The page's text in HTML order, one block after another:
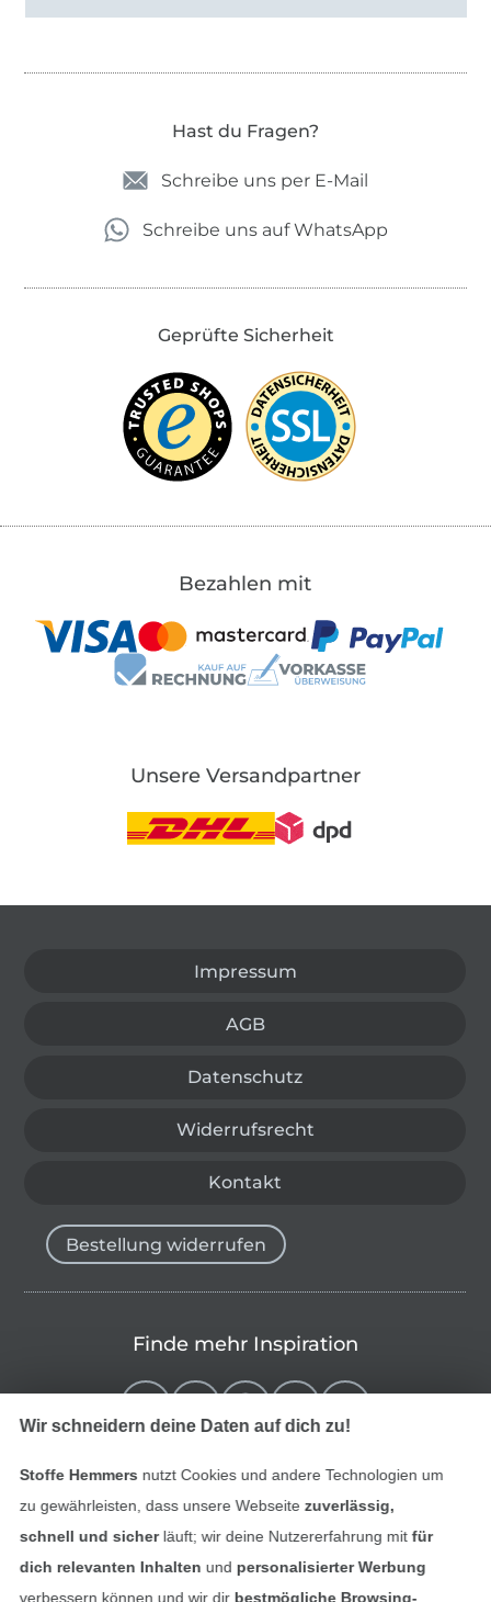
Hast du Fragen?
Schreibe uns per E-Mail
Schreibe uns auf WhatsApp
Geprüfte Sicherheit
Bezahlen mit
Unsere Versandpartner
Impressum
AGB
Datenschutz
Widerrufsrecht
Kontakt
Bestellung widerrufen
Finde mehr Inspiration
Wir schneidern deine Daten auf dich zu!
Stoffe Hemmers nutzt Cookies und andere Technologien um
zu gewährleisten, dass unsere Webseite zuverlässig,
schnell und sicherläuft; wir deine Nutzererfahrung mitfür
dich relevanten Inhalten und personalisierter Werbung
verbessern können und wir dir bestmögliche Browsing-